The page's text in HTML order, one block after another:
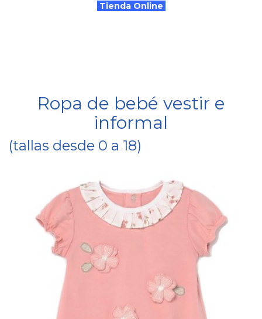
Tienda Online
Ropa de bebé vestir e
informal
(tallas desde 0 a 18)